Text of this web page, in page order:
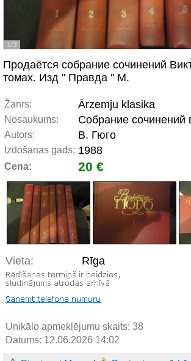
1/3
Продаётся собрание сочинений
томах. Изд " Правда " М.
Žanrs: Ārzemju klasika
Nosaukums: Собрание сочинений
Autors: В. Гюго
Izdošanas gads: 1988
Cena: 20 €
Vieta: Rīga
Unikālo apmeklējumu skaits: 38
Datums: 12.06.2026 14:02